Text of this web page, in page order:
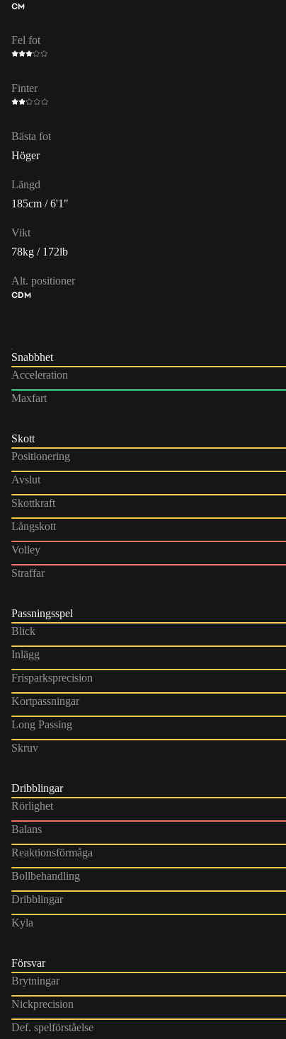
CM
Fel fot
Finter
Bästa fot
Höger
Längd
185cm / 6'1"
Vikt
78kg / 172lb
Alt. positioner
CDM
Snabbhet
Acceleration
Maxfart
Skott
Positionering
Avslut
Skottkraft
Långskott
Volley
Straffar
Passningsspel
Blick
Inlägg
Frisparksprecision
Kortpassningar
Long Passing
Skruv
Dribblingar
Rörlighet
Balans
Reaktionsförmåga
Bollbehandling
Dribblingar
Kyla
Försvar
Brytningar
Nickprecision
Def. spelförståelse